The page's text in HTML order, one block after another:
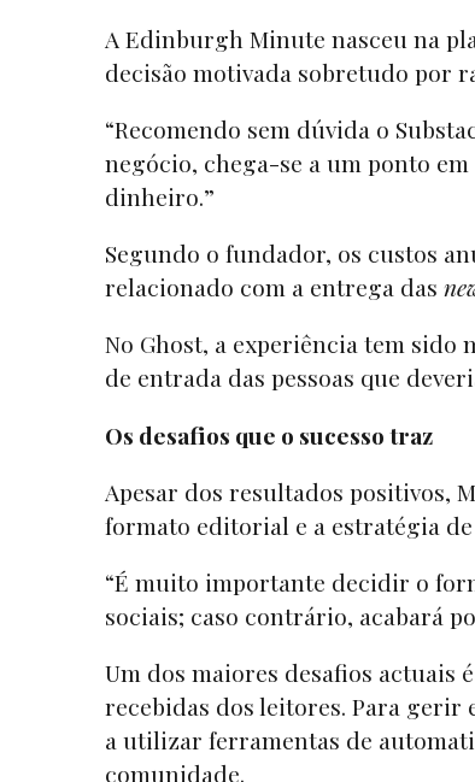
A Edinburgh Minute nasceu na
decisão motivada sobretudo por
“Recomendo sem dúvida o
negócio, chega-se a um ponto
dinheiro.”
Segundo o fundador, os custos
relacionado com a entrega das
No Ghost, a experiência tem sido
de entrada das pessoas que
Os desafios que o sucesso traz
Apesar dos resultados positivos,
formato editorial e a estratégia
“É muito importante decidir o
sociais; caso contrário, acabará
Um dos maiores desafios actuais
recebidas dos leitores. Para gerir
a utilizar ferramentas de
comunidade.